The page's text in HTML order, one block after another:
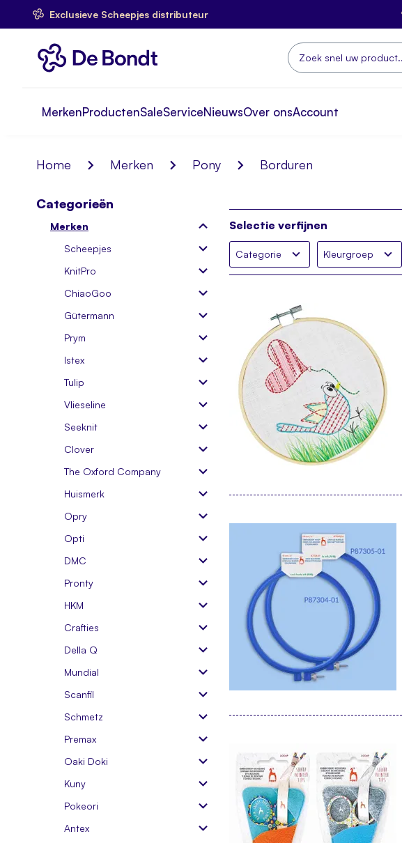
Exclusieve Scheepjes distributeur
Ga
naar
inhoud
Zoek
MerkenProductenSaleServiceNieuwsOver onsAccount
Home Merken Pony Borduren
Selectie verfijnen
Categorie Kleurgroep
Categorieën
Merken
Scheepjes
KnitPro
ChiaoGoo
Gütermann
Prym
Istex
Tulip
Vlieseline
Seeknit
Clover
The Oxford Company
Huismerk
Opry
Opti
DMC
Pronty
HKM
Crafties
Della Q
Mundial
Scanfil
Schmetz
Premax
Oaki Doki
Kuny
Pokeori
Antex